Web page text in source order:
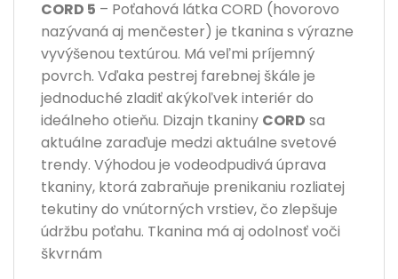
CORD 5 – Poťahová látka CORD (hovorovo
nazývaná aj menčester) je tkanina s výrazne
vyvýšenou textúrou. Má veľmi príjemný
povrch. Vďaka pestrej farebnej škále je
jednoduché zladiť akýkoľvek interiér do
ideálneho otieňu. Dizajn tkaniny CORD sa
aktuálne zaraďuje medzi aktuálne svetové
trendy. Výhodou je vodeodpudivá úprava
tkaniny, ktorá zabraňuje prenikaniu rozliatej
tekutiny do vnútorných vrstiev, čo zlepšuje
údržbu poťahu. Tkanina má aj odolnosť voči
škvrnám